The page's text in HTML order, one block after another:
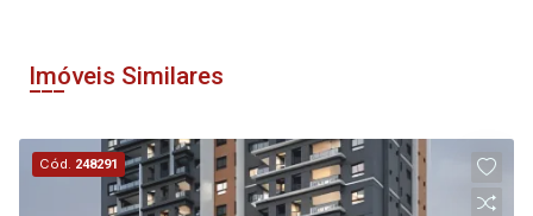
Imóveis Similares
Cód. 248291